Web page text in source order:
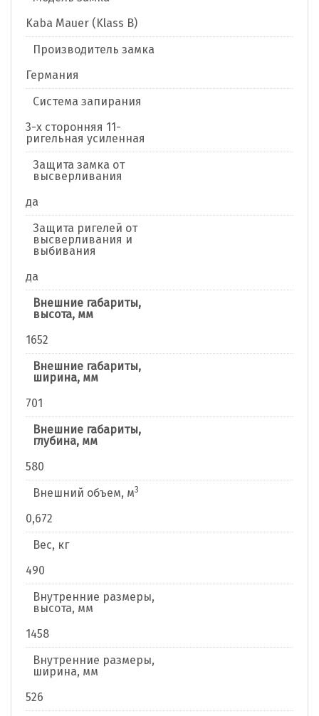
Kaba Mauer (Klass B)
Производитель замка
Германия
Система запирания
3-х сторонняя 11-
ригельная усиленная
Защита замка от
высверливания
да
Защита ригелей от
высверливания и
выбивания
да
Внешние габариты,
высота, мм
1652
Внешние габариты,
ширина, мм
701
Внешние габариты,
глубина, мм
580
Внешний объем, м3
0,672
Вес, кг
490
Внутренние размеры,
высота, мм
1458
Внутренние размеры,
ширина, мм
526